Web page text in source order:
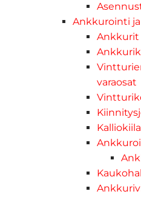
Ankkurointi
Ankkurit
varaosat